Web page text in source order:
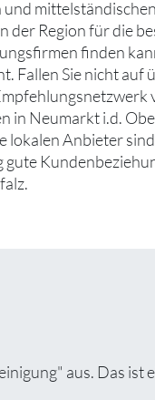
Region für die
finden
Fallen Sie nicht
in Neumarkt i.d.
Anbieter
aus. Das ist